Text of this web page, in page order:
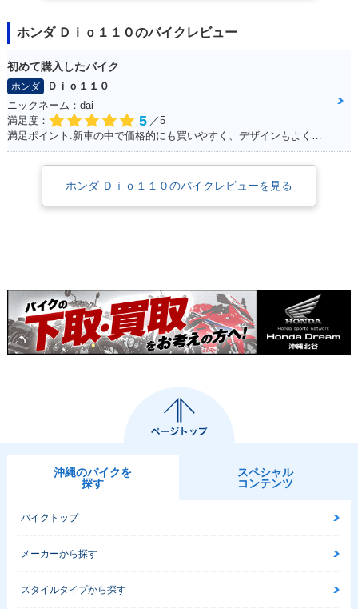
ホンダ Ｄｉｏ１１０のバイクレビュー
初めて購入したバイク
ホンダ
Ｄｉｏ１１０
ニックネーム：dai
満足度：
5 ／5
満足ポイント:新車の中で価格的にも買いやすく、デザインもよくて購入しました。
ホンダ Ｄｉｏ１１０のバイクレビューを見る
沖縄のバイクを
探す
スペシャル
コンテンツ
バイクトップ
メーカーから探す
スタイルタイプから探す